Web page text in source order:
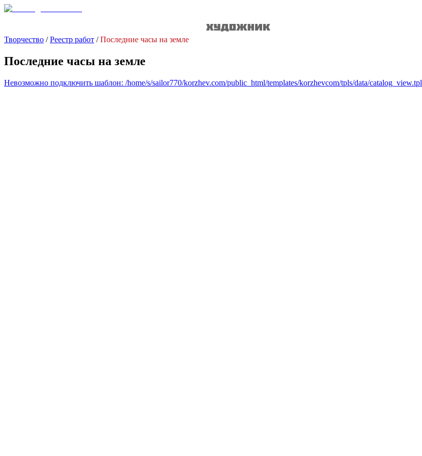
Творчество /Реестр работ /Последние часы на земле
Последние часы на земле
Невозможно подключить шаблон: /home/s/sailor770/korzhev.com/public_html/templates/korzhevcom/tpls/data/catalog_view.tpl